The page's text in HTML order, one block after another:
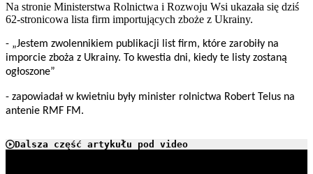
Na stronie Ministerstwa Rolnictwa i Rozwoju Wsi ukazała się dziś
62-stronicowa lista firm importujących zboże z Ukrainy.
- „Jestem zwolennikiem publikacji list firm, które zarobiły na
imporcie zboża z Ukrainy. To kwestia dni, kiedy te listy zostaną
ogłoszone”
- zapowiadał w kwietniu były minister rolnictwa Robert Telus na
antenie RMF FM.
Dalsza część artykułu pod video